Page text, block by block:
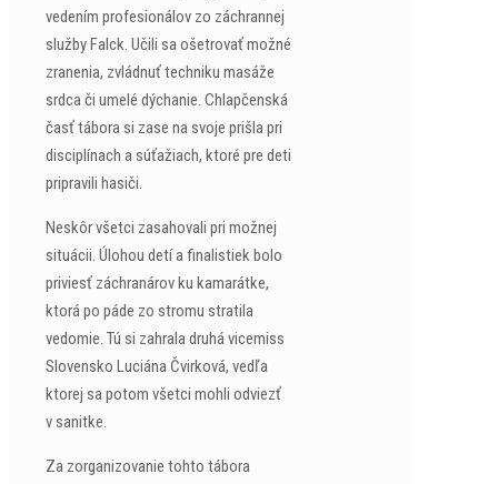
vedením profesionálov zo záchrannej
služby Falck. Učili sa ošetrovať možné
zranenia, zvládnuť techniku masáže
srdca či umelé dýchanie. Chlapčenská
časť tábora si zase na svoje prišla pri
disciplínach a súťažiach, ktoré pre deti
pripravili hasiči.
Neskôr všetci zasahovali pri možnej
situácii. Úlohou detí a finalistiek bolo
priviesť záchranárov ku kamarátke,
ktorá po páde zo stromu stratila
vedomie. Tú si zahrala druhá vicemiss
Slovensko Luciána Čvirková, vedľa
ktorej sa potom všetci mohli odviezť
v sanitke.
Za zorganizovanie tohto tábora